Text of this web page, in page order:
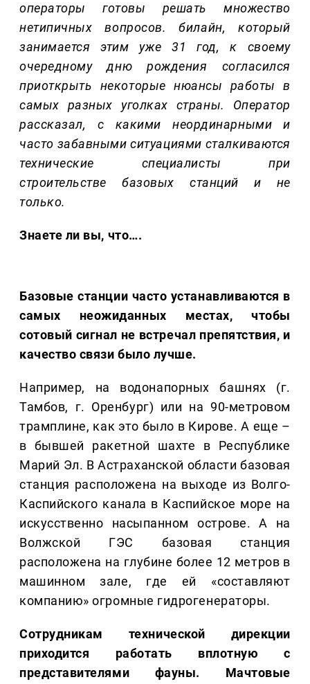
операторы готовы решать множество
нетипичных вопросов. билайн, который
занимается этим уже 31 год, к своему
очередному дню рождения согласился
приоткрыть некоторые нюансы работы в
самых разных уголках страны. Оператор
рассказал, с какими неординарными и
часто забавными ситуациями сталкиваются
технические специалисты при
строительстве базовых станций и не
только.
Знаете ли вы, что….
Базовые станции часто устанавливаются в
самых неожиданных местах, чтобы
сотовый сигнал не встречал препятствия, и
качество связи было лучше.
Например, на водонапорных башнях (г.
Тамбов, г. Оренбург) или на 90-метровом
трамплине, как это было в Кирове. А еще –
в бывшей ракетной шахте в Республике
Марий Эл. В Астраханской области базовая
станция расположена на выходе из Волго-
Каспийского канала в Каспийское море на
искусственно насыпанном острове. А на
Волжской ГЭС базовая станция
расположена на глубине более 12 метров в
машинном зале, где ей «составляют
компанию» огромные гидрогенераторы.
Сотрудникам технической дирекции
приходится работать вплотную с
представителями фауны. Мачтовые